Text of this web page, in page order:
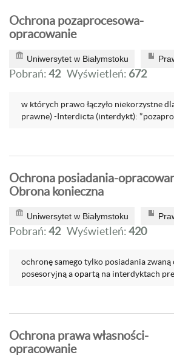
Ochrona pozaprocesowa-
opracowanie
Uniwersytet w Białymstoku
Pobrań:42 Wyświetleń: 672
w których prawo łączyło niekorzystne
prawne) -Interdicta (interdykt):
Ochrona posiadania-
Obrona konieczna
Uniwersytet w Białymstoku
Pobrań:42 Wyświetleń:420
ochronę samego tylko posiadania
posesoryjną a opartą na interdyktach
Ochrona prawa własności-
opracowanie